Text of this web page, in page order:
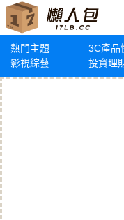
熱門主題 3C產品
影視綜藝
投資理